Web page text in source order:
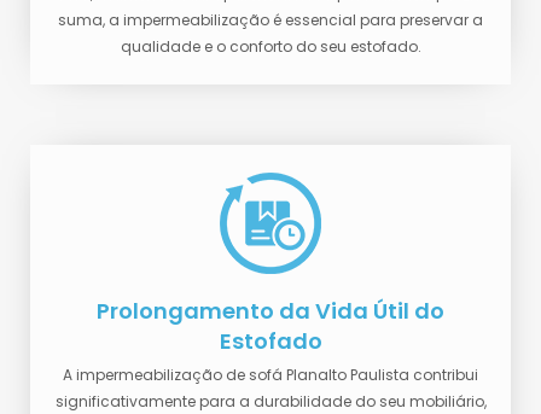
suma, a impermeabilização é essencial para preservar a
qualidade e o conforto do seu estofado.
Prolongamento da Vida Útil do
Estofado
A impermeabilização de sofá Planalto Paulista contribui
significativamente para a durabilidade do seu mobiliário,